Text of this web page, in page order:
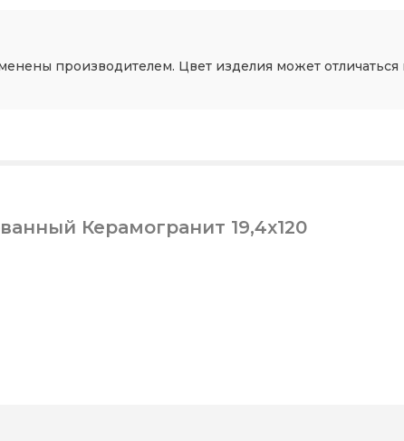
производителем. Цвет изделия может отличаться
Керамогранит 19,4x120